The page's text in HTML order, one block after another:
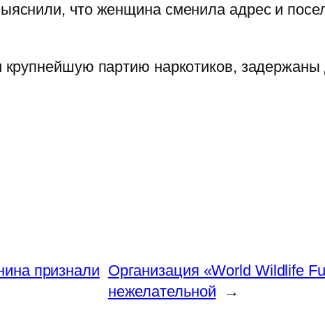
что женщина сменила адрес и
партию наркотиков, задержаны
признали Организация «World Wildlife
нежелательной
→